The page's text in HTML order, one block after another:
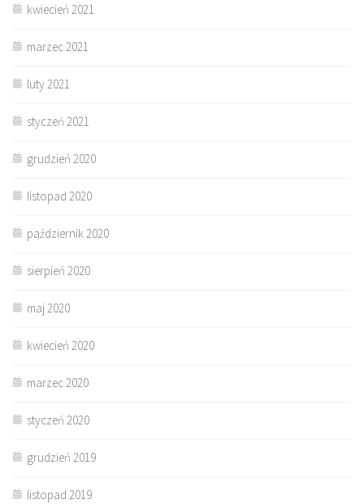
kwiecień 2021
marzec 2021
luty 2021
styczeń 2021
grudzień 2020
listopad 2020
październik 2020
sierpień 2020
maj 2020
kwiecień 2020
marzec 2020
styczeń 2020
grudzień 2019
listopad 2019